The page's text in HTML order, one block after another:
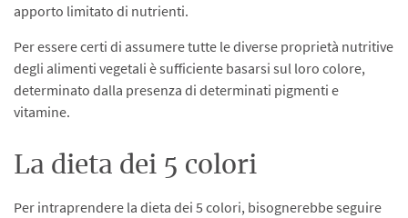
apporto limitato di nutrienti.
Per essere certi di assumere tutte le diverse proprietà nutritive
degli alimenti vegetali è sufficiente basarsi sul loro colore,
determinato dalla presenza di determinati pigmenti e
vitamine.
La dieta dei 5 colori
Per intraprendere la dieta dei 5 colori, bisognerebbe seguire